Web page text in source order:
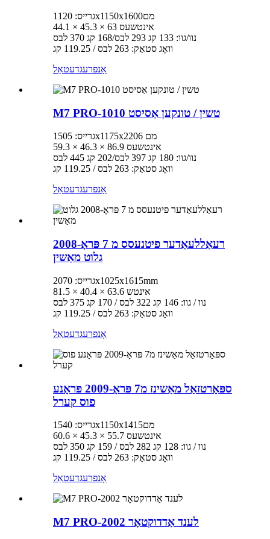
גרייס: 1120x1150x1600מם
44.1 × 45.3 × 63 אינטשעס
נוו/גוו: 133 קג 293 לבס/168 קג 370 לבס
וואָג סטאַק: 263 לבס / 119.25 קג
אָנפרעגדעטאַל
M7 PRO-1010 טשין / טונקען אַסיסט
גרייס: 1505x1175x2206 מם
59.3 × 46.3 × 86.9 אינטשעס
נוו/גוו: 180 קג 397 לבס/202 קג 445 לבס
וואָג סטאַק: 263 לבס / 119.25 קג
אָנפרעגדעטאַל
רעאַללעאַדער פיטנעסס מ 7 פּראָ-2008
גלוט מאַשין
גרייס: 2070x1025x1615mm
81.5 × 40.4 × 63.6 אינטש
נוו / גוו: 146 קג 322 לבס / 170 קג 375 לבס
וואָג סטאַק: 263 לבס / 119.25 קג
אָנפרעגדעטאַל
ספּאָרטזאַל מאַשינז מ7 פּראָ-2009 פּראָנע
פוס קערל
גרייס: 1540x1150x1415מם
60.6 × 45.3 × 55.7 אינטשעס
נוו / גוו: 128 קג 282 לבס / 159 קג 350 לבס
וואָג סטאַק: 263 לבס / 119.25 קג
אָנפרעגדעטאַל
M7 PRO-2002 לענד אַדדוקטאָר